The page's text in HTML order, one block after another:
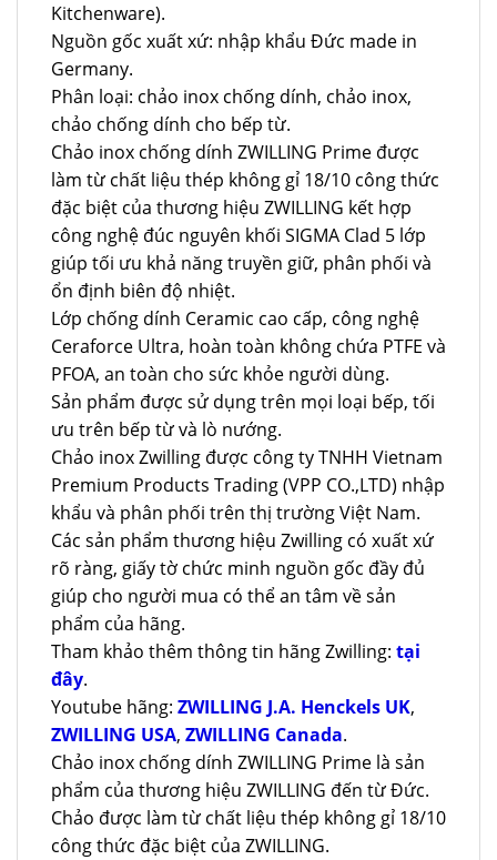
Kitchenware).
Nguồn gốc xuất xứ: nhập khẩu Đức made in
Germany.
Phân loại: chảo inox chống dính, chảo inox,
chảo chống dính cho bếp từ.
Chảo inox chống dính ZWILLING Prime được
làm từ chất liệu thép không gỉ 18/10 công thức
đặc biệt của thương hiệu ZWILLING kết hợp
công nghệ đúc nguyên khối SIGMA Clad 5 lớp
giúp tối ưu khả năng truyền giữ, phân phối và
ổn định biên độ nhiệt.
Lớp chống dính Ceramic cao cấp, công nghệ
Ceraforce Ultra, hoàn toàn không chứa PTFE và
PFOA, an toàn cho sức khỏe người dùng.
Sản phẩm được sử dụng trên mọi loại bếp, tối
ưu trên bếp từ và lò nướng.
Chảo inox Zwilling được công ty TNHH Vietnam
Premium Products Trading (VPP CO.,LTD) nhập
khẩu và phân phối trên thị trường Việt Nam.
Các sản phẩm thương hiệu Zwilling có xuất xứ
rõ ràng, giấy tờ chức minh nguồn gốc đầy đủ
giúp cho người mua có thể an tâm về sản
phẩm của hãng.
Tham khảo thêm thông tin hãng Zwilling: tại
đây.
Youtube hãng: ZWILLING J.A. Henckels UK,
ZWILLING USA, ZWILLING Canada.
Chảo inox chống dính ZWILLING Prime là sản
phẩm của thương hiệu ZWILLING đến từ Đức.
Chảo được làm từ chất liệu thép không gỉ 18/10
công thức đặc biệt của ZWILLING.